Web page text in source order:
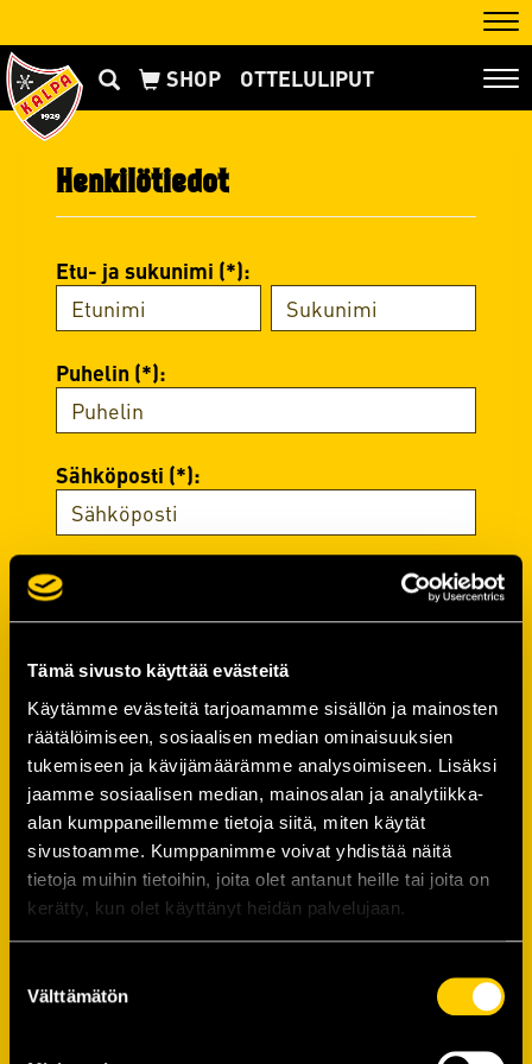
Tämä sivusto käyttää evästeitä
Käytämme evästeitä tarjoamamme sisällön ja mainosten
räätälöimiseen, sosiaalisen median ominaisuuksien
tukemiseen ja kävijämäärämme analysoimiseen. Lisäksi
jaamme sosiaalisen median, mainosalan ja analytiikka-
alan kumppaneillemme tietoja siitä, miten käytät
sivustoamme. Kumppanimme voivat yhdistää näitä
tietoja muihin tietoihin, joita olet antanut heille tai joita on
kerätty, kun olet käyttänyt heidän palvelujaan.
valinta
Välttämätön
OTTELULIPUT
Henkilötiedot
Etu- ja sukunimi (*):
Puhelin (*):
Sähköposti (*):
Salasana
Salasana (*):
Vahvista salasana (*):
Yhteystiedot
Katuosoite (*):